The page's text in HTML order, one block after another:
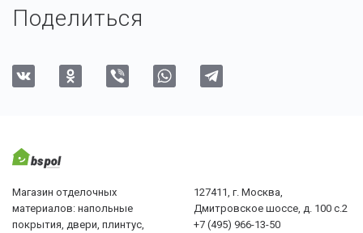
Поделиться
Магазин отделочных
материалов: напольные
покрытия, двери, плинтус,
127411, г. Москва,
Дмитровское шоссе, д. 100 с.2
+7 (495) 966-13-50